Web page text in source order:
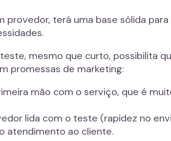
provedor, terá uma base sólida
mesmo que curto, possibilita
promessas de marketing:
mão com o serviço, que é
lida com o teste (rapidez no
atendimento ao cliente.